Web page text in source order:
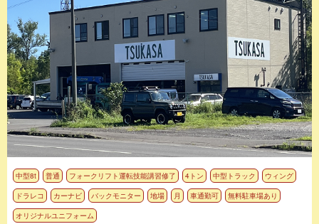
中型8t 普通 フォークリフト運転技能講習修了 4トン 中型トラック
ウィング
ドラレコ
カーナビ バックモニター 地場 月 車通勤可
無料駐車場あり
オリジナルユニフォーム